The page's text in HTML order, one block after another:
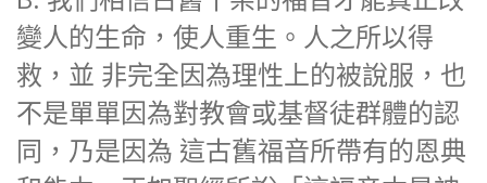
變人的生命，使人重生。人之所以得
救，並 非完全因為理性上的被說服，也
不是單單因為對教會或基督徒群體的認
同，乃是因為 這古舊福音所帶有的恩典